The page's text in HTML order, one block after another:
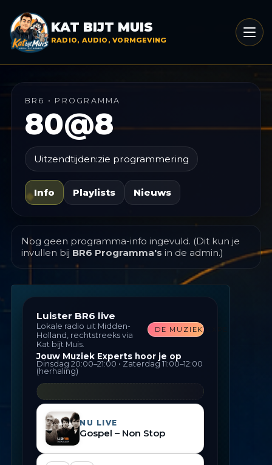
KAT BIJT MUIS
RADIO, AUDIO, VORMGEVING
Menu
BR6 • PROGRAMMA
80@8
Uitzendtijden:zie programmering
Info Playlists Nieuws
Nog geen programma-info ingevuld. (Dit kun je
invullen bij BR6 Programma's in de admin.)
Luister BR6 live
Lokale radio uit Midden-
Holland, rechtstreeks via
Kat bijt Muis.
DE MUZIEK EXPERTS
Jouw Muziek Experts hoor je op
Dinsdag 20:00–21:00 • Zaterdag 11:00–12:00
(herhaling)
NU LIVE
Gospel – Non Stop